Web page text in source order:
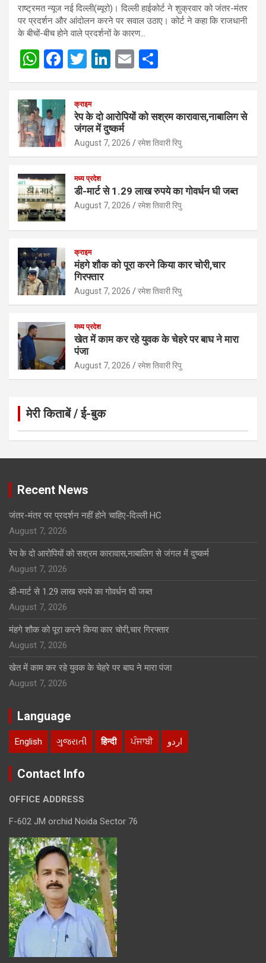
राष्ट्रमत न्यूज नई दिल्ली(ब्यूरो)। दिल्ली हाईकोर्ट ने शुक्रवार को जंतर-मंतर
पर प्रदर्शन और आंदोलन करने पर सवाल उठाए। कोर्ट ने कहा कि राजधानी
के बीचों-बीच होने वाले प्रदर्शनों के कारण…
W
h
at
s
A
p
p
F
a
ce
b
o
o
k
T
wi
tt
er
Li
n
dI
n
E
m h
e
क्राइम
रेप के दो आरोपियों को सश्रम कारावास,नाबालिग से
जंगल में दुष्कर्म
August 7, 2026 रमेश तिवारी रिपु
मध्य प्रदेश
डी-मार्ट से 1.29 लाख रुपये का गोवर्धन घी जब्त
August 7, 2026 रमेश तिवारी रिपु
क्राइम
मंहगे शौक को पूरा करने किया कार चोरी,चार
गिरफ्तार
August 7, 2026 रमेश तिवारी रिपु
मध्य प्रदेश
खेत में काम कर रहे युवक के चेहरे पर बाघ ने मारा
पंजा
August 7, 2026 रमेश तिवारी रिपु
मेरी किताबें / ई-बुक
Click to Open Page
Recent News
जंतर-मंतर पर प्रदर्शन नहीं होने चाहिए-दिल्ली HC
August 7, 2026
रेप के दो आरोपियों को सश्रम कारावास,नाबालिग से जंगल में दुष्कर्म
August 7, 2026
डी-मार्ट से 1.29 लाख रुपये का गोवर्धन घी जब्त
August 7, 2026
मंहगे शौक को पूरा करने किया कार चोरी,चार गिरफ्तार
August 7, 2026
खेत में काम कर रहे युवक के चेहरे पर बाघ ने मारा पंजा
August 7, 2026
Language
English ગુજરાતી हिन्दी ਪੰਜਾਬੀ اردو
Contact Info
OFFICE ADDRESS
F-602 JM orchid Noida Sector 76